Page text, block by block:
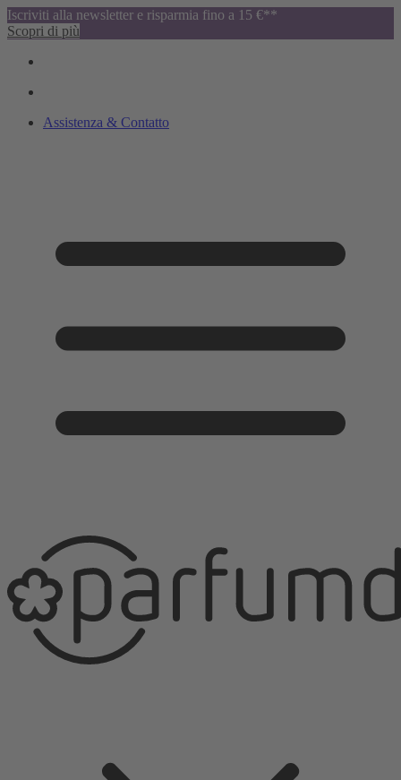
Iscriviti alla newsletter e risparmia fino a 15 €**
Scopri di più
Assistenza & Contatto